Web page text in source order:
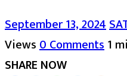
September 13, 2024
Views0 Comments1
SHARE NOW